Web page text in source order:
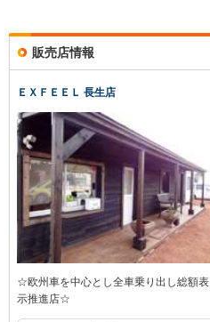
販売店情報
ＥＸＦＥＥＬ 長生店
☆欧州車を中心とし全車乗り出し総額表
示推進店☆